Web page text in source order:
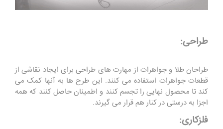
طراحی:
طراحان طلا و جواهرات از مهارت های طراحی برای ایجاد نقاشی از
قطعات جواهرات استفاده می کنند. این طرح ها به آنها کمک می
کند تا محصول نهایی را تجسم کنند و اطمینان حاصل کنند که همه
اجزا به درستی در کنار هم قرار می گیرند.
فلزکاری: